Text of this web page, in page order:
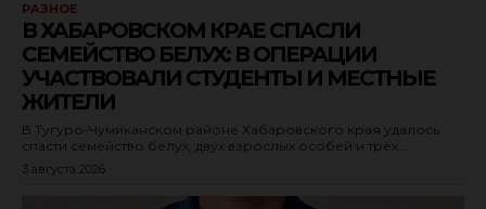
РАЗНОЕ
В ХАБАРОВСКОМ КРАЕ СПАСЛИ
СЕМЕЙСТВО БЕЛУХ: В ОПЕРАЦИИ
УЧАСТВОВАЛИ СТУДЕНТЫ И МЕСТНЫЕ
ЖИТЕЛИ
В Тугуро-Чумиканском районе Хабаровского края удалось
спасти семейство белух, двух взрослых особей и трёх...
3 августа 2026